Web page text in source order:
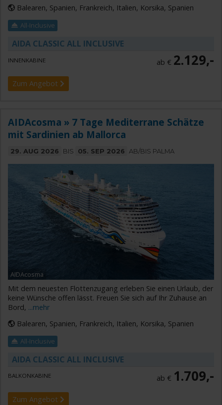
Balearen, Spanien, Frankreich, Italien, Korsika, Spanien
All-Inclusive
AIDA CLASSIC ALL INCLUSIVE
INNENKABINE ab € 2.129,-
Zum Angebot
AIDAcosma » 7 Tage Mediterrane Schätze
mit Sardinien ab Mallorca
29. AUG 2026 BIS 05. SEP 2026 AB/BIS PALMA
AIDAcosma
Mit dem neuesten Flottenzugang erleben Sie einen Urlaub, der
keine Wünsche offen lässt. Freuen Sie sich auf Ihr Zuhause an
Bord, ...mehr
Balearen, Spanien, Frankreich, Italien, Korsika, Spanien
All-Inclusive
AIDA CLASSIC ALL INCLUSIVE
BALKONKABINE ab € 1.709,-
Zum Angebot